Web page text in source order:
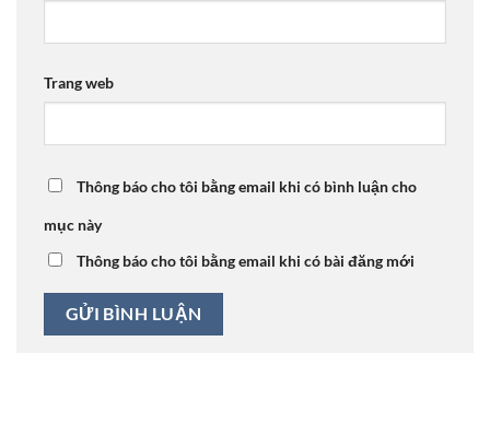
Trang web
Thông báo cho tôi bằng email khi có bình luận cho
mục này
Thông báo cho tôi bằng email khi có bài đăng mới